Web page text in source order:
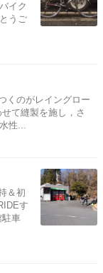
イク
うご
くのがレイングロー
て縫製を施し，さ
性...
＆初
す
駐車